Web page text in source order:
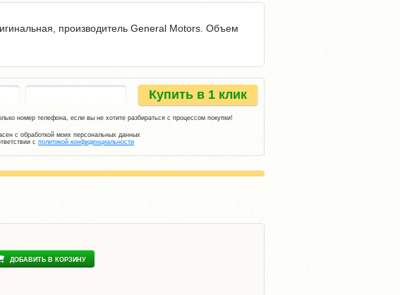
производитель General Motors. Объем
Купить в 1 клик
номер телефона, если вы не хотите разбираться с процессом покупки!
с обработкой моих персональных данных
с политикой конфиденциальности
ДОБАВИТЬ В КОРЗИНУ